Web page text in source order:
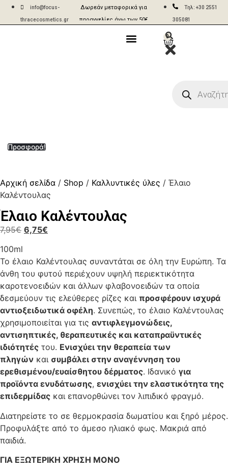
info@focus-
thracecosmetics.gr
Δωρεάν μεταφορικά για
παραγγελίες άνω των 50€
Aποστολές σε 2-5 ημέρες
με ACS & BOX NOW
Τηλ: +30 2551
305081
0
Προσφορά!
Αρχική σελίδα / Shop / Καλλυντικές ύλες / Έλαιο
Καλέντουλας
Έλαιο Καλέντουλας
7,95€ 6,75€
100ml
Το έλαιο Καλέντουλας συναντάται σε όλη την Ευρώπη. Τα
άνθη του φυτού περιέχουν υψηλή περιεκτικότητα
καροτενοειδών και άλλων φλαβονοειδών τα οποία
δεσμεύουν τις ελεύθερες ρίζες και προσφέρουν ισχυρά
αντιοξειδωτικά οφέλη. Συνεπώς, το έλαιο Καλέντουλας
χρησιμοποιείται για τις αντιφλεγμονώδεις,
αντισηπτικές, θεραπευτικές και καταπραϋντικές
ιδιότητές του. Ενισχύει την θεραπεία των
πληγών και συμβάλει στην αναγέννηση του
ερεθισμένου/ευαίσθητου δέρματος. Ιδανικό για
προϊόντα ενυδάτωσης, ενισχύει την ελαστικότητα της
επιδερμίδας και επανορθώνει τον λιπιδικό φραγμό.
Διατηρείστε το σε θερμοκρασία δωματίου και ξηρό μέρος.
Προφυλάξτε από το άμεσο ηλιακό φως. Μακριά από
παιδιά.
ΓΙΑ ΕΞΩΤΕΡΙΚΗ ΧΡΗΣΗ ΜΟΝΟ